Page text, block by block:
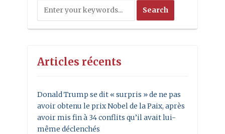
Articles récents
Donald Trump se dit « surpris » de ne pas
avoir obtenu le prix Nobel de la Paix, après
avoir mis fin à 34 conflits qu’il avait lui-
même déclenchés